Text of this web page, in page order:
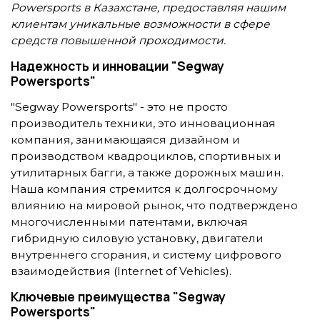
Powersports в Казахстане, предоставляя нашим
клиентам уникальные возможности в сфере
средств повышенной проходимости.
Надежность и инновации "Segway
Powersports"
"Segway Powersports" - это не просто
производитель техники, это инновационная
компания, занимающаяся дизайном и
производством квадроциклов, спортивных и
утилитарных багги, а также дорожных машин.
Наша компания стремится к долгосрочному
влиянию на мировой рынок, что подтверждено
многочисленными патентами, включая
гибридную силовую установку, двигатели
внутреннего сгорания, и систему цифрового
взаимодействия (Internet of Vehicles).
Ключевые преимущества "Segway
Powersports"